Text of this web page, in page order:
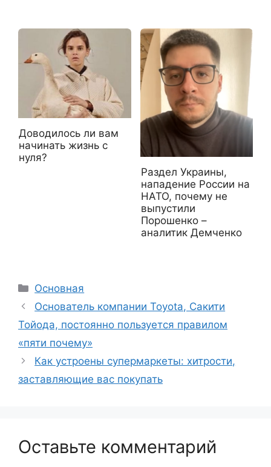
Доводилось ли вам
начинать жизнь с
нуля?
Раздел Украины,
нападение России на
НАТО, почему не
выпустили
Порошенко –
аналитик Демченко
Рубрики
Основная
Основатель компании Toyota, Сакити
Тойода, постоянно пользуется правилом
«пяти почему»
Как устроены супермаркеты: хитрости,
заставляющие вас покупать
Оставьте комментарий